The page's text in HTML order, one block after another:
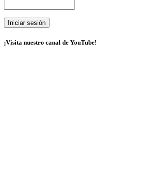
¡Visita nuestro canal de YouTube!